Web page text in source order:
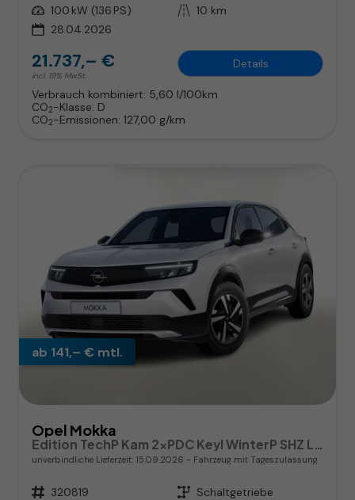
Leistung 100 kW (136 PS) Kilometerstand 10 km
28.04.2026
21.737,– €
incl. 19% MwSt.
Details
Verbrauch kombiniert: 5,60 l/100km
CO2-Klasse: D
CO2-Emissionen: 127,00 g/km
ab 141,– € mtl.
Opel Mokka
unverbindliche Lieferzeit: 15.09.2026 Fahrzeug mit Tageszulassung
Fahrzeugnr. 320819 Getriebe Schaltgetriebe